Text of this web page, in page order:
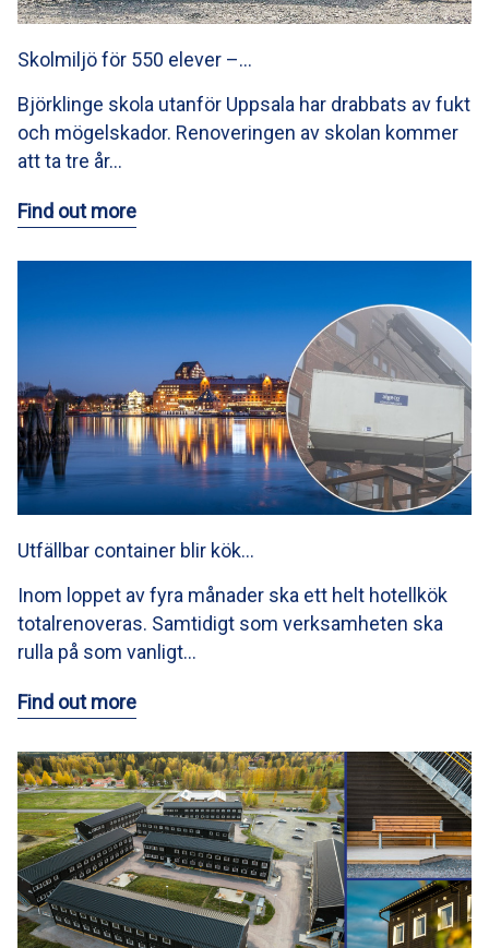
Skolmiljö för 550 elever –…
Björklinge skola utanför Uppsala har drabbats av fukt
och mögelskador. Renoveringen av skolan kommer
att ta tre år…
Find out more
Utfällbar container blir kök…
Inom loppet av fyra månader ska ett helt hotellkök
totalrenoveras. Samtidigt som verksamheten ska
rulla på som vanligt…
Find out more